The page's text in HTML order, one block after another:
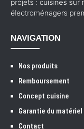
projets : cuisines sur
électroménagers
NAVIGATION
Nos produits
Remboursement
Concept cuisine
Garantie du matériel
Contact